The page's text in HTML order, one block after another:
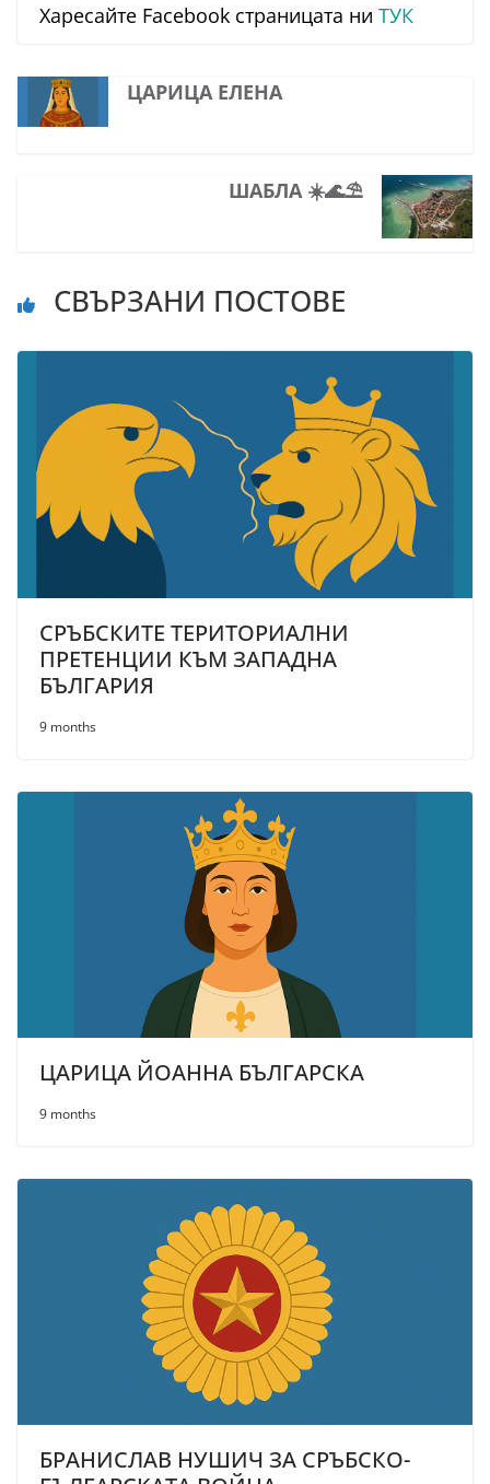
Харесайте Facebook страницата ни ТУК
ЦАРИЦА ЕЛЕНА
ШАБЛА ☀️🌊⛱
СВЪРЗАНИ ПОСТОВЕ
СРЪБСКИТЕ ТЕРИТОРИАЛНИ
ПРЕТЕНЦИИ КЪМ ЗАПАДНА
БЪЛГАРИЯ
9 months
ЦАРИЦА ЙОАННА БЪЛГАРСКА
9 months
БРАНИСЛАВ НУШИЧ ЗА СРЪБСКО-